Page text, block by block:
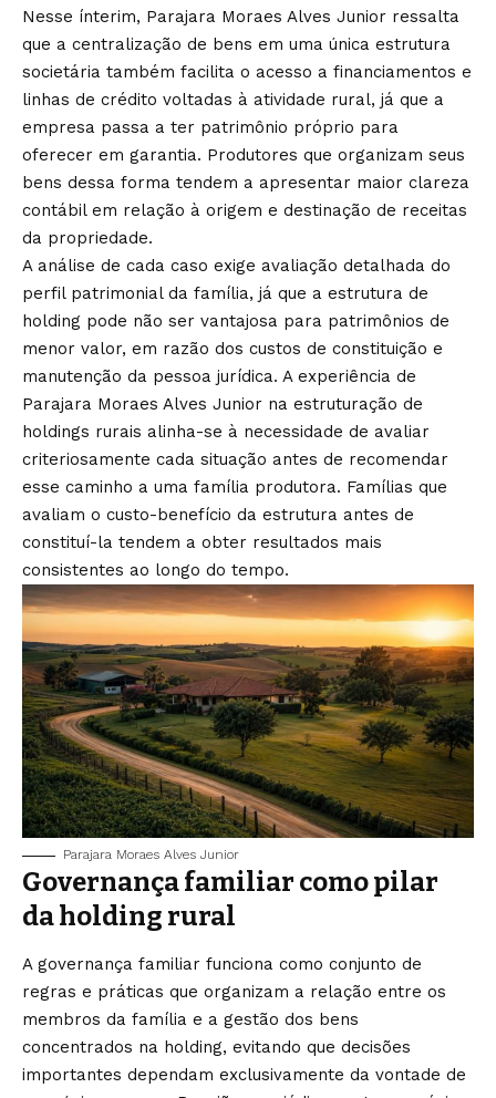
Nesse ínterim, Parajara Moraes Alves Junior ressalta
que a centralização de bens em uma única estrutura
societária também facilita o acesso a financiamentos e
linhas de crédito voltadas à atividade rural, já que a
empresa passa a ter patrimônio próprio para
oferecer em garantia. Produtores que organizam seus
bens dessa forma tendem a apresentar maior clareza
contábil em relação à origem e destinação de receitas
da propriedade.
A análise de cada caso exige avaliação detalhada do
perfil patrimonial da família, já que a estrutura de
holding pode não ser vantajosa para patrimônios de
menor valor, em razão dos custos de constituição e
manutenção da pessoa jurídica. A experiência de
Parajara Moraes Alves Junior na estruturação de
holdings rurais alinha-se à necessidade de avaliar
criteriosamente cada situação antes de recomendar
esse caminho a uma família produtora. Famílias que
avaliam o custo-benefício da estrutura antes de
constituí-la tendem a obter resultados mais
consistentes ao longo do tempo.
Parajara Moraes Alves Junior
Governança familiar como pilar
da holding rural
A governança familiar funciona como conjunto de
regras e práticas que organizam a relação entre os
membros da família e a gestão dos bens
concentrados na holding, evitando que decisões
importantes dependam exclusivamente da vontade de